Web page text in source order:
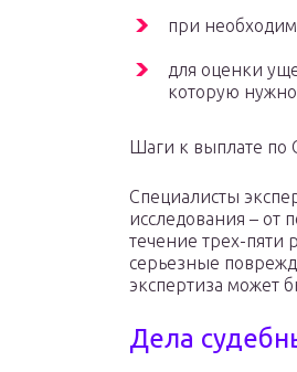
при
для оценки
которую
Шаги к выплате по
Специалисты
исследования – от
течение трех-пяти
серьезные
экспертиза может
Дела